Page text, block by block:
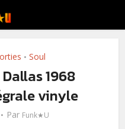
• Soul
1968
vinyle
Par Funk★U